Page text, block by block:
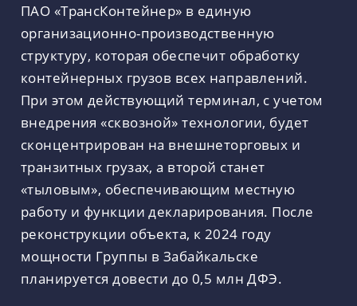
ПАО «ТрансКонтейнер» в единую
организационно-производственную
структуру, которая обеспечит обработку
контейнерных грузов всех направлений.
При этом действующий терминал, с учетом
внедрения «сквозной» технологии, будет
сконцентрирован на внешнеторговых и
транзитных грузах, а второй станет
«тыловым», обеспечивающим местную
работу и функции декларирования. После
реконструкции объекта, к 2024 году
мощности Группы в Забайкальске
планируется довести до 0,5 млн ДФЭ.